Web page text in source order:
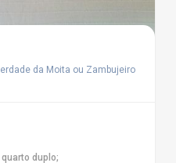
da Moita ou Zambujeiro
duplo;